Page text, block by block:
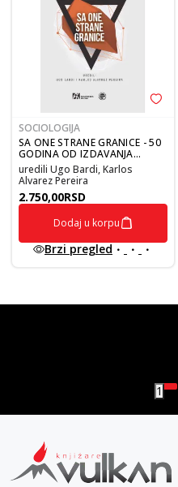
SOCIOLOGIJA
SA ONE STRANE GRANICE - 50
GODINA OD IZDAVANJA
PUBLIKACIJE GRANICE RASTA,
ŠTA SMO I ŠTA NAS ČEKA
uredili Ugo Bardi, Karlos
Alvarez Pereira
2.750,00RSD
Dodaj u korpu
Brzi pregled
1